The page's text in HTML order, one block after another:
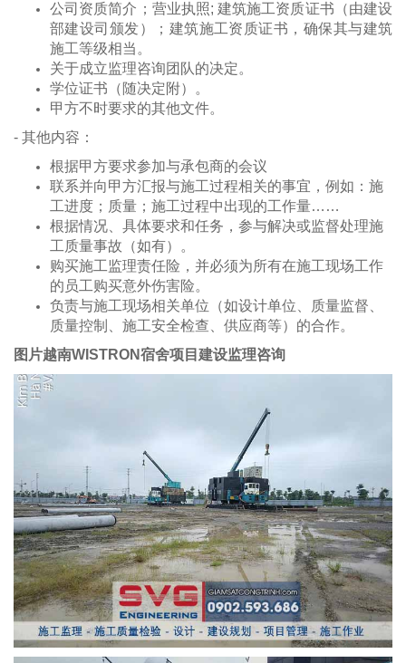
公司资质简介；营业执照; 建筑施工资质证书（由建设
部建设司颁发）；建筑施工资质证书，确保其与建筑
施工等级相当。
关于成立监理咨询团队的决定。
学位证书（随决定附）。
甲方不时要求的其他文件。
- 其他内容：
根据甲方要求参加与承包商的会议
联系并向甲方汇报与施工过程相关的事宜，例如：施
工进度；质量；施工过程中出现的工作量……
根据情况、具体要求和任务，参与解决或监督处理施
工质量事故（如有）。
购买施工监理责任险，并必须为所有在施工现场工作
的员工购买意外伤害险。
负责与施工现场相关单位（如设计单位、质量监督、
质量控制、施工安全检查、供应商等）的合作。
图片越南WISTRON宿舍项目建设监理咨询